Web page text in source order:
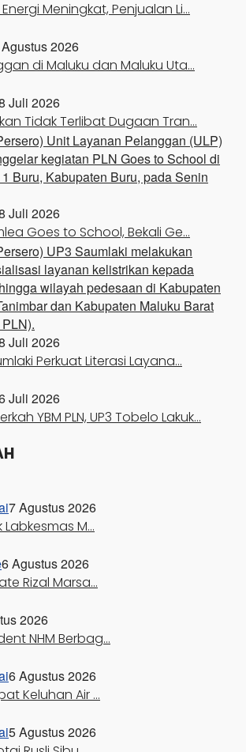
Meningkat, Penjualan Li…
2026
di Maluku dan Maluku Uta…
Juli 2026
Tidak Terlibat Dugaan Tran…
Juli 2026
Goes to School, Bekali Ge…
Juli 2026
Perkuat Literasi Layana…
Juli 2026
YBM PLN, UP3 Tobelo Lakuk…
7 Agustus 2026
Labkesmas M…
6 Agustus 2026
Rizal Marsa…
2026
NHM Berbag…
6 Agustus 2026
Keluhan Air …
5 Agustus 2026